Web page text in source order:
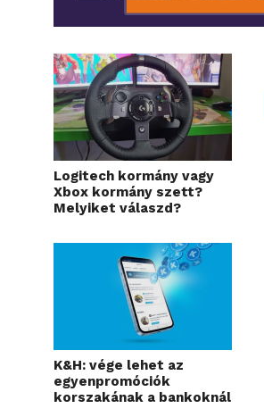
Logitech kormány vagy
Xbox kormány szett?
Melyiket válaszd?
K&H: vége lehet az
egyenpromóciók
korszakának a bankoknál